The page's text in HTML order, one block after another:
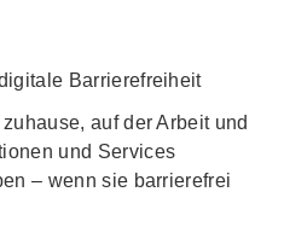
auf der Arbeit und
und Services
– wenn sie barrierefrei